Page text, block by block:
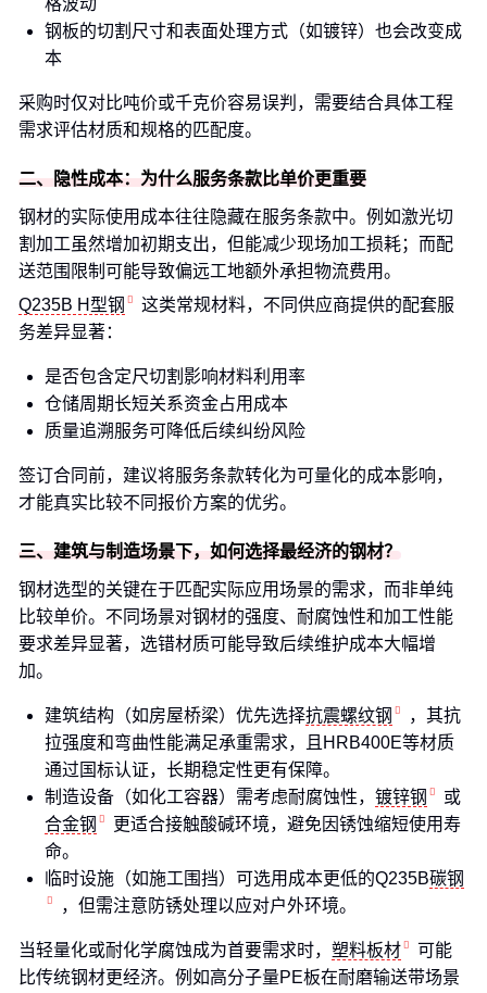
格波动
钢板的切割尺寸和表面处理方式（如镀锌）也会改变成
本
采购时仅对比吨价或千克价容易误判，需要结合具体工程
需求评估材质和规格的匹配度。
二、隐性成本：为什么服务条款比单价更重要
钢材的实际使用成本往往隐藏在服务条款中。例如激光切
割加工虽然增加初期支出，但能减少现场加工损耗；而配
送范围限制可能导致偏远工地额外承担物流费用。
Q235B H型钢
这类常规材料，不同供应商提供的配套服
务差异显著：
是否包含定尺切割影响材料利用率
仓储周期长短关系资金占用成本
质量追溯服务可降低后续纠纷风险
签订合同前，建议将服务条款转化为可量化的成本影响，
才能真实比较不同报价方案的优劣。
三、建筑与制造场景下，如何选择最经济的钢材？
钢材选型的关键在于匹配实际应用场景的需求，而非单纯
比较单价。不同场景对钢材的强度、耐腐蚀性和加工性能
要求差异显著，选错材质可能导致后续维护成本大幅增
加。
建筑结构（如房屋桥梁）优先选择抗震螺纹钢
，其抗
拉强度和弯曲性能满足承重需求，且HRB400E等材质
通过国标认证，长期稳定性更有保障。
制造设备（如化工容器）需考虑耐腐蚀性， 镀锌钢
或
合金钢
更适合接触酸碱环境，避免因锈蚀缩短使用寿
命。
临时设施（如施工围挡）可选用成本更低的Q235B碳钢
，但需注意防锈处理以应对户外环境。
当轻量化或耐化学腐蚀成为首要需求时， 塑料板材
可能
比传统钢材更经济。例如高分子量PE板在耐磨输送带场景